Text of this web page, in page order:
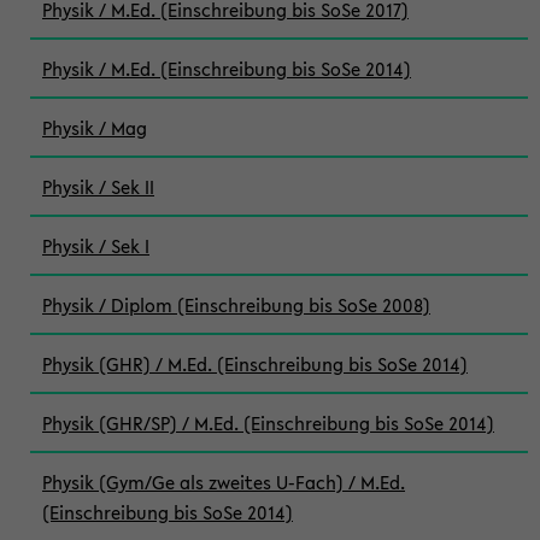
Physik / M.Ed. (Einschreibung bis SoSe 2017)
Physik / M.Ed. (Einschreibung bis SoSe 2014)
Physik / Mag
Physik / Sek II
Physik / Sek I
Physik / Diplom (Einschreibung bis SoSe 2008)
Physik (GHR) / M.Ed. (Einschreibung bis SoSe 2014)
Physik (GHR/SP) / M.Ed. (Einschreibung bis SoSe 2014)
Physik (Gym/Ge als zweites U-Fach) / M.Ed.
(Einschreibung bis SoSe 2014)